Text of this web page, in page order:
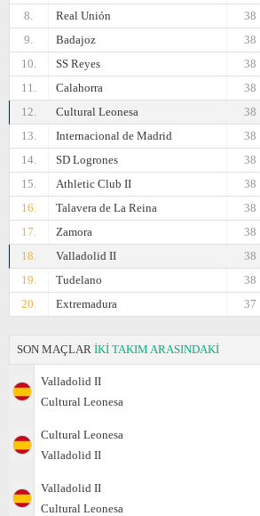
8.
Real Unión
38
9.
Badajoz
38
10.
SS Reyes
38
11.
Calahorra
38
12.
Cultural Leonesa
38
13.
Internacional de Madrid
38
14.
SD Logrones
38
15.
Athletic Club II
38
16.
Talavera de La Reina
38
17.
Zamora
38
18.
Valladolid II
38
19.
Tudelano
38
20.
Extremadura 37
SON MAÇLAR İKİ TAKIM ARASINDAKİ
Valladolid II
Cultural Leonesa
Cultural Leonesa
Valladolid II
Valladolid II
Cultural Leonesa